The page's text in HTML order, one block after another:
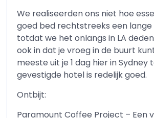
We realiseerden ons niet hoe
goed bed rechtstreeks een lange
totdat we het onlangs in LA
ook in dat je vroeg in de buurt
meeste uit je 1 dag hier in Sydney
gevestigde hotel is redelijk goed.
Ontbijt:
Paramount Coffee Project – Een